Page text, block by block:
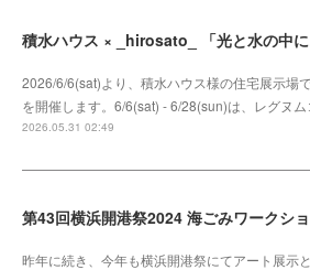
2026/6/6(sat)より、積水ハウス様の住宅展示場
を開催します。6/6(sat) - 6/28(sun)は、レグヌム
2026.05.31 02:49
昨年に続き、今年も横浜開港祭にてアート展示